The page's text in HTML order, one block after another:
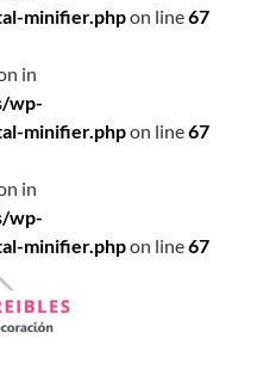
minifier.phpon line67
in
wp-
minifier.phpon line67
in
wp-
minifier.phpon line67